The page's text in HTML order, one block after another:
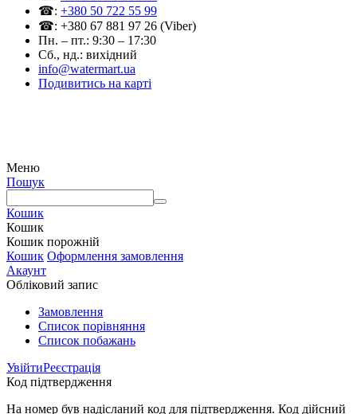
☎: +380 50 722 55 99
☎: +380 67 881 97 26 (Viber)
Пн. – пт.: 9:30 – 17:30
Сб., нд.: вихідний
info@watermart.ua
Подивитись на карті
Меню
Пошук
Кошик
Кошик
Кошик порожній
Кошик Оформлення замовлення
Акаунт
Обліковий запис
Замовлення
Cписок порівняння
Список побажань
УвійтиРеєстрація
Код підтвердження
На номер був надісланий код для підтвердження. Код дійсний